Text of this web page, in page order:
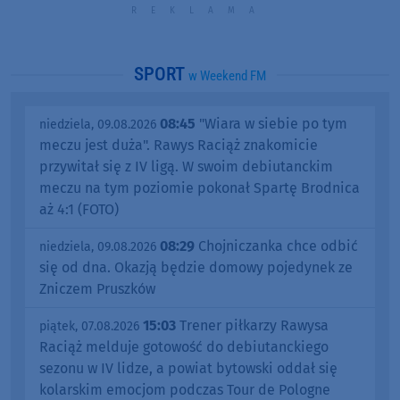
SPORT w Weekend FM
niedziela, 09.08.2026 08:45 "Wiara w siebie po tym
meczu jest duża". Rawys Raciąż znakomicie
przywitał się z IV ligą. W swoim debiutanckim
meczu na tym poziomie pokonał Spartę Brodnica
aż 4:1 (FOTO)
niedziela, 09.08.2026 08:29 Chojniczanka chce odbić
się od dna. Okazją będzie domowy pojedynek ze
Zniczem Pruszków
piątek, 07.08.2026 15:03 Trener piłkarzy Rawysa
Raciąż melduje gotowość do debiutanckiego
sezonu w IV lidze, a powiat bytowski oddał się
kolarskim emocjom podczas Tour de Pologne